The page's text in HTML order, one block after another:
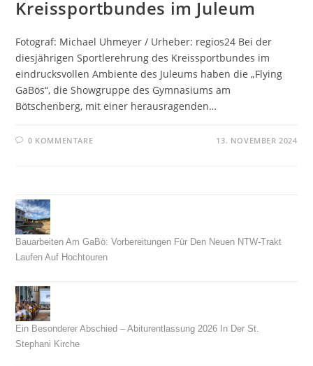
Kreissportbundes im Juleum
Fotograf: Michael Uhmeyer / Urheber: regios24 Bei der
diesjährigen Sportlerehrung des Kreissportbundes im
eindrucksvollen Ambiente des Juleums haben die „Flying
GaBös“, die Showgruppe des Gymnasiums am
Bötschenberg, mit einer herausragenden…
0 KOMMENTARE 13. NOVEMBER 2024
Bauarbeiten Am GaBö: Vorbereitungen Für Den Neuen NTW-Trakt
Laufen Auf Hochtouren
Ein Besonderer Abschied – Abiturentlassung 2026 In Der St.
Stephani Kirche